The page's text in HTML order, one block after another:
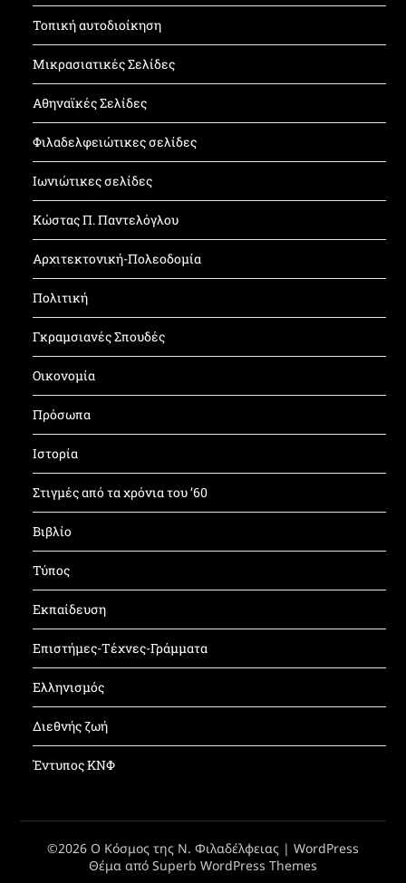
Τοπική αυτοδιοίκηση
Μικρασιατικές Σελίδες
Αθηναϊκές Σελίδες
Φιλαδελφειώτικες σελίδες
Ιωνιώτικες σελίδες
Κώστας Π. Παντελόγλου
Αρχιτεκτονική-Πολεοδομία
Πολιτική
Γκραμσιανές Σπουδές
Οικονομία
Πρόσωπα
Ιστορία
Στιγμές από τα χρόνια του ’60
Βιβλίο
Τύπος
Εκπαίδευση
Επιστήμες-Τέχνες-Γράμματα
Ελληνισμός
Διεθνής ζωή
Έντυπος ΚΝΦ
©2026 Ο Κόσμος της Ν. Φιλαδέλφειας | WordPress
Θέμα από Superb WordPress Themes